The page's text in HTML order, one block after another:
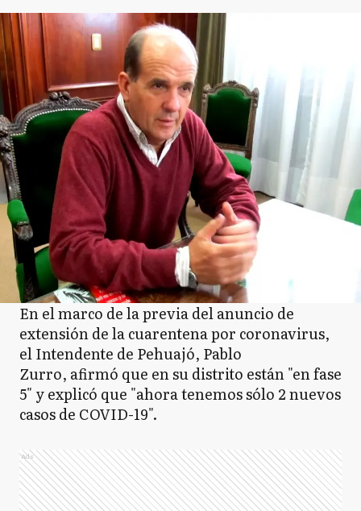
En el marco de la previa del anuncio de
extensión de la cuarentena por coronavirus,
el Intendente de Pehuajó, Pablo
Zurro, afirmó que en su distrito están "en fase
5" y explicó que "ahora tenemos sólo 2 nuevos
casos de COVID-19".
Ads